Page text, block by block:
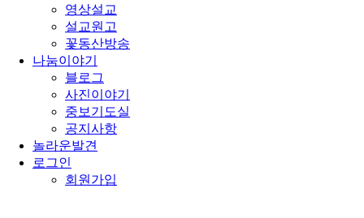
영상설교
설교원고
꽃동산방송
나눔이야기
블로그
사진이야기
중보기도실
공지사항
놀라운발견
로그인
회원가입